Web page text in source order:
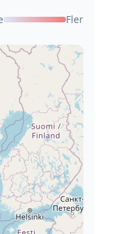
Fler